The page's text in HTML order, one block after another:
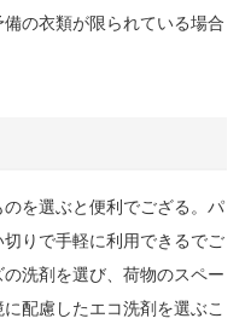
の衣類が限られている場合
を選ぶと便利でござる。パ
りで手軽に利用できるでご
洗剤を選び、荷物のスペー
配慮したエコ洗剤を選ぶこ